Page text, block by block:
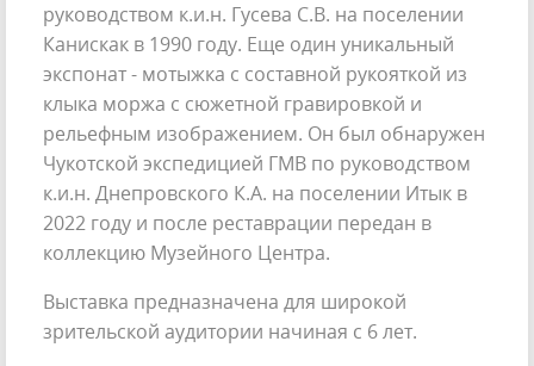
руководством к.и.н. Гусева С.В. на поселении
Канискак в 1990 году. Еще один уникальный
экспонат - мотыжка с составной рукояткой из
клыка моржа с сюжетной гравировкой и
рельефным изображением. Он был обнаружен
Чукотской экспедицией ГМВ по руководством
к.и.н. Днепровского К.А. на поселении Итык в
2022 году и после реставрации передан в
коллекцию Музейного Центра.
Выставка предназначена для широкой
зрительской аудитории начиная с 6 лет.